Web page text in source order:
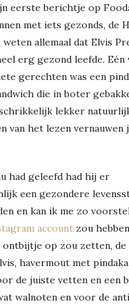
eerste berichtje op
met iets gezonds, de
allemaal dat Elvis
erg gezond leefde. Eén
gerechten was een
die in boter
lekker
van het lezen vernauwen
had geleefd had hij er
een gezondere
en kan ik me zo
account zou
ontbijtje op zou zetten, de
havermout met
de juiste vetten en een
walnoten en voor de